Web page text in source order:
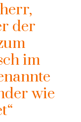
der
im
wie